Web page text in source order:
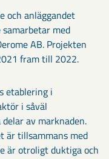
och anläggandet
med
AB. Projekten
fram till 2022.
etablering i
i såväl
av marknaden.
är tillsammans med
är otroligt duktiga och